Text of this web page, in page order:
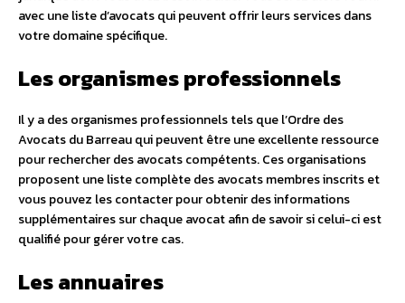
avec une liste d’avocats qui peuvent offrir leurs services dans
votre domaine spécifique.
Les organismes professionnels
Il y a des organismes professionnels tels que l’Ordre des
Avocats du Barreau qui peuvent être une excellente ressource
pour rechercher des avocats compétents. Ces organisations
proposent une liste complète des avocats membres inscrits et
vous pouvez les contacter pour obtenir des informations
supplémentaires sur chaque avocat afin de savoir si celui-ci est
qualifié pour gérer votre cas.
Les annuaires